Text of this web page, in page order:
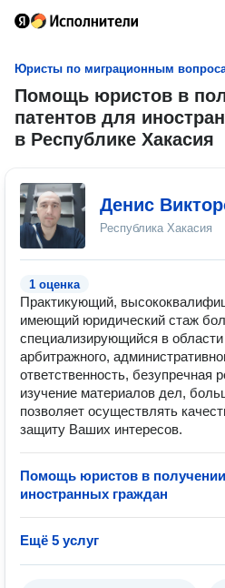
Юристы по миграционным
Помощь юристов в
патентов для
в Республике Хакасия
Денис
Республика Хакасия
1 оценка
Практикующий,
имеющий юридический стаж
специализирующийся в области
арбитражного,
ответственность, безупречная
изучение материалов дел,
позволяет осуществлять
защиту Ваших интересов.
Помощь юристов в
иностранных граждан
Ещё 5 услуг